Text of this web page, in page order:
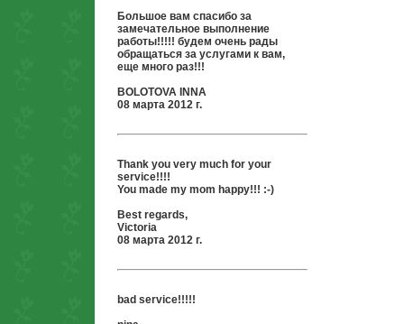
Большое вам спасибо за
замечательное выполнение
работы!!!!! будем очень рады
обращаться за услугами к вам,
еще много раз!!!
BOLOTOVA INNA
08 марта 2012 г.
Thank you very much for your
service!!!!
You made my mom happy!!! :-)
Best regards,
Victoria
08 марта 2012 г.
bad service!!!!!